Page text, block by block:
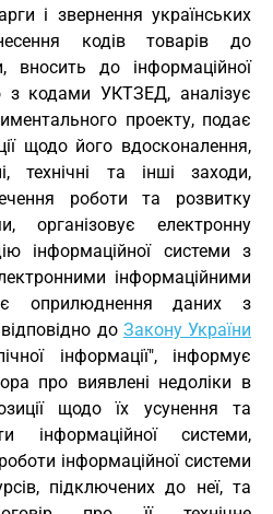
і звернення українських
кодів товарів до
вносить до інформаційної
з кодамиУКТЗЕД, аналізує
проекту, подає
щодо його вдосконалення,
технічні та інші заходи,
роботи та розвитку
організовує електронну
інформаційної системи з
інформаційними
оприлюднення даних з
до Закону України
інформації", інформує
про виявлені недоліки в
щодо їх усунення та
інформаційної системи,
інформаційної системи
підключених до неї, та